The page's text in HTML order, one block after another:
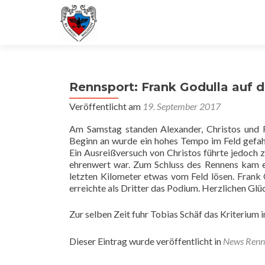
Rennsport: Frank Godulla auf
Veröffentlicht am 19. September 2017
Am Samstag standen Alexander, Christos
Beginn an wurde ein hohes Tempo im Feld
Ein Ausreißversuch von Christos führte jedoch
ehrenwert war. Zum Schluss des Rennens
letzten Kilometer etwas vom Feld lösen.
erreichte als Dritter das Podium. Herzlichen
Zur selben Zeit fuhr Tobias Schäf das Kriterium
Dieser Eintrag wurde veröffentlicht in News